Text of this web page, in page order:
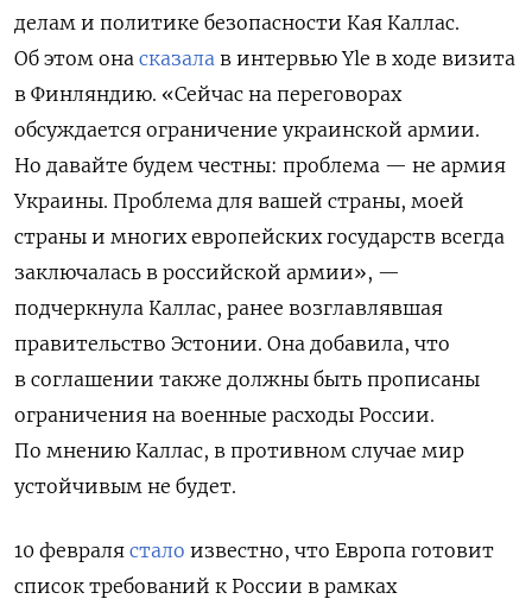
делам и политике безопасности Кая Каллас.
Об этом она сказала в интервью Yle в ходе визита
в Финляндию. «Сейчас на переговорах
обсуждается ограничение украинской армии.
Но давайте будем честны: проблема — не армия
Украины. Проблема для вашей страны, моей
страны и многих европейских государств всегда
заключалась в российской армии», —
подчеркнула Каллас, ранее возглавлявшая
правительство Эстонии. Она добавила, что
в соглашении также должны быть прописаны
ограничения на военные расходы России.
По мнению Каллас, в противном случае мир
устойчивым не будет.
10 февраля стало известно, что Европа готовит
список требований к России в рамках